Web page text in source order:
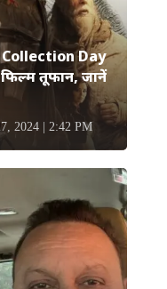
Day
तूफान, जानें
2024 | 2:42 PM